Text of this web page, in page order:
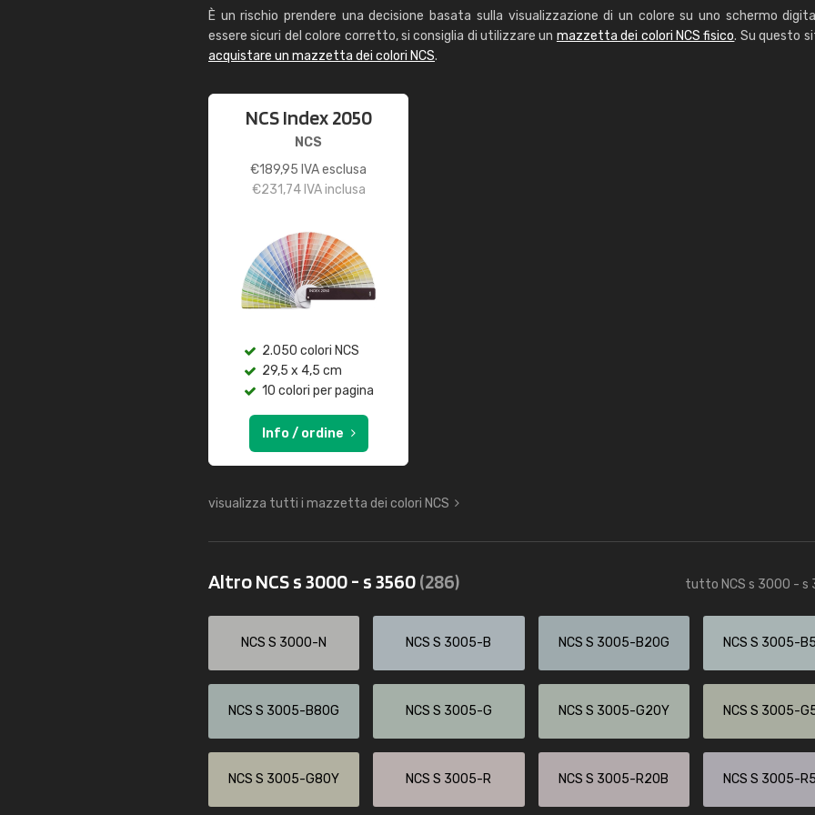
È un rischio prendere una decisione basata sulla visualizzazione di un colore su uno schermo
essere sicuri del colore corretto, si consiglia di utilizzare un mazzetta dei colori NCS fisico. Su questo
acquistare un mazzetta dei colori NCS.
NCS Index 2050
NCS
€189,95 IVA esclusa
€231,74IVA inclusa
2.050 colori NCS
29,5 x 4,5 cm
10 colori per pagina
Info / ordine
visualizza tutti i mazzetta dei colori NCS
Altro NCS s 3000 - s 3560(286) tutto NCS s 3000 - s
NCS S 3000-N NCS S 3005-B NCS S 3005-B20G NCS S 3005-
NCS S 3005-B80G NCS S 3005-G NCS S 3005-G20Y NCS S 3005-
NCS S 3005-G80Y NCS S 3005-R NCS S 3005-R20B NCS S 3005-